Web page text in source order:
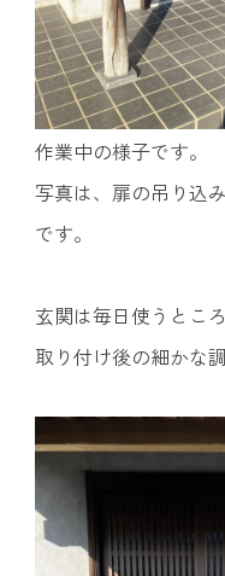
作業中の様子です。
写真は、扉の吊り込
です。
玄関は毎日使うとこ
取り付け後の細かな